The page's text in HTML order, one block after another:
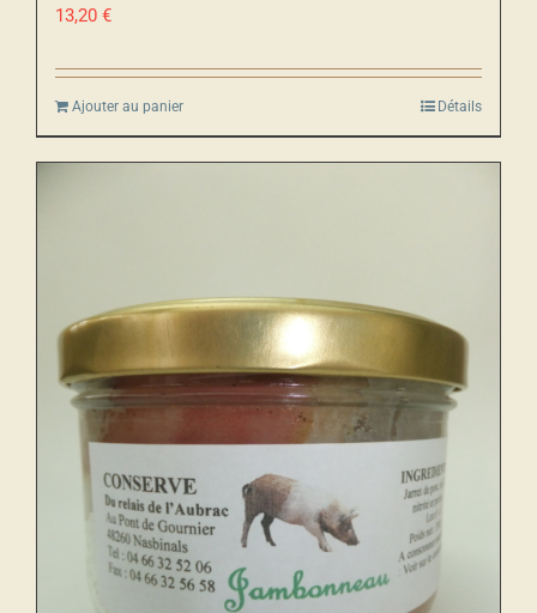
13,20 €
Ajouter au panier Détails